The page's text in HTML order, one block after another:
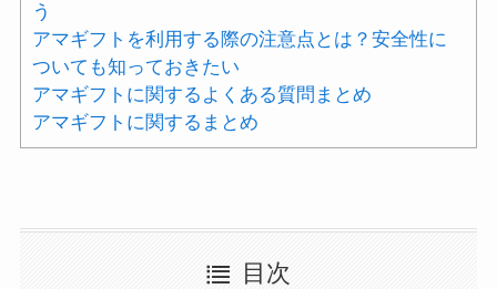
う
アマギフトを利用する際の注意点とは？安全性に
ついても知っておきたい
アマギフトに関するよくある質問まとめ
アマギフトに関するまとめ
目次